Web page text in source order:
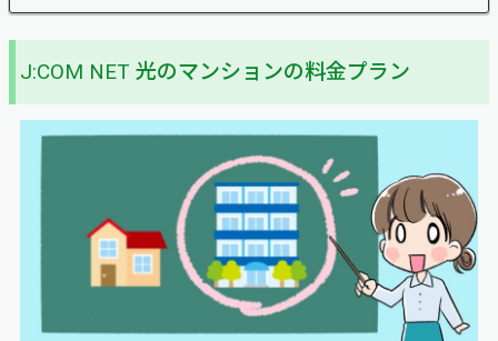
J:COM NET 光のマンションの料金プラン